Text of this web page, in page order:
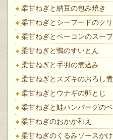
柔甘ねぎと納豆の包み焼き
柔甘ねぎとシーフードのク
柔甘ねぎとベーコンのスープ
柔甘ねぎと鴨のすいとん
柔甘ねぎと手羽の煮込み
柔甘ねぎとスズキのおろし煮
柔甘ねぎとウナギの卵とじ
柔甘ねぎと鮭ハンバーグの
柔甘ねぎのおかか和え
柔甘ねぎのくるみソースかけ